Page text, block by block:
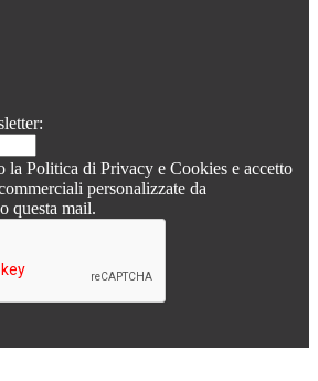
la Politica di Privacy e Cookies e accetto
personalizzate da
questa mail.